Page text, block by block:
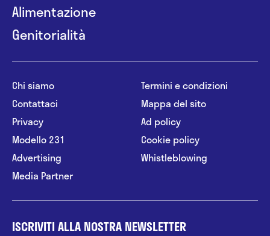
Alimentazione
Genitorialità
Chi siamo
Contattaci
Privacy
Modello 231
Advertising
Media Partner
Termini e condizioni
Mappa del sito
Ad policy
Cookie policy
Whistleblowing
ISCRIVITI ALLA NOSTRA NEWSLETTER